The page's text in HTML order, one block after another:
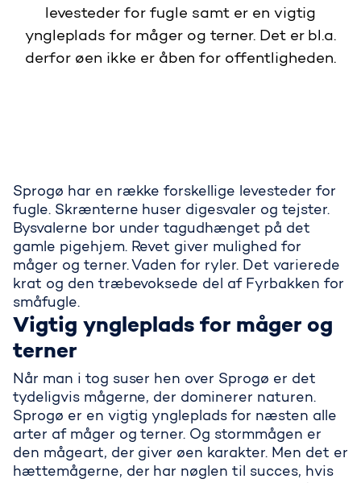
levesteder for fugle samt er en vigtig
yngleplads for måger og terner. Det er bl.a.
derfor øen ikke er åben for offentligheden.
Sprogø har en række forskellige levesteder for
fugle. Skrænterne huser digesvaler og tejster.
Bysvalerne bor under tagudhænget på det
gamle pigehjem. Revet giver mulighed for
måger og terner. Vaden for ryler. Det varierede
krat og den træbevoksede del af Fyrbakken for
småfugle.
Vigtig yngleplads for måger og
terner
Når man i tog suser hen over Sprogø er det
tydeligvis mågerne, der dominerer naturen.
Sprogø er en vigtig yngleplads for næsten alle
arter af måger og terner. Og stormmågen er
den mågeart, der giver øen karakter. Men det er
hættemågerne, der har nøglen til succes, hvis